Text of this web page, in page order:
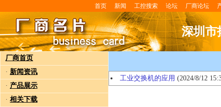
首页 新闻 工控搜索 论坛 厂商论坛
深圳市
厂商首页
· 新闻资讯
· 产品展示
· 相关下载
工业交换机的应用 (2024/8/12